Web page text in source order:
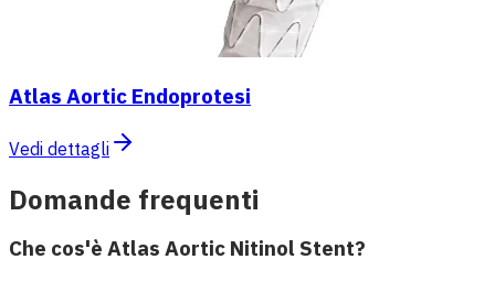
Atlas Aortic Endoprotesi
Vedi dettagli
Domande frequenti
Che cos'è Atlas Aortic Nitinol Stent?